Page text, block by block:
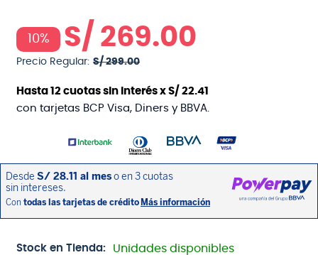
10% S/ 269.00
Precio Regular: S/ 299.00
Hasta12 cuotas sin interés xS/ 22.41
con tarjetas BCP Visa, Diners y BBVA.
Stock en Tienda: Unidades disponibles